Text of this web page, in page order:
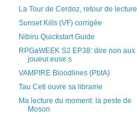
La Tour de Cerdoz, retour de lecture
Sunset Kills (VF) corrigée
Nibiru Quickstart Guide
RPGaWEEK S2 EP38: dire non aux
joueur.euse.s
VAMPIRE Bloodlines (PbtA)
Tau Ceti ouvre sa librairie
Ma lecture du moment: la peste de
Moson